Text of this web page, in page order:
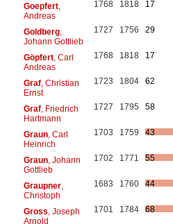
Goepfert,
Andreas
1768 1818 17
Goldberg,
Johann Gottlieb
1727 1756 29
Göpfert, Carl
Andreas
1768 1818 17
Graf, Christian
Ernst
1723 1804 62
Graf, Friedrich
Hartmann
1727 1795 58
Graun, Carl
Heinrich
1703 1759 43
Graun, Johann
Gottlieb
1702 1771 55
Graupner,
Christoph
1683 1760 44
Gross , Joseph
Arnold
1701 1784 68